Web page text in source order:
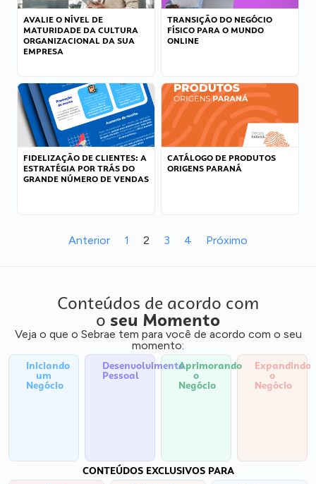
AVALIE O NÍVEL DE
MATURIDADE DA CULTURA
ORGANIZACIONAL DA SUA
EMPRESA
TRANSIÇÃO DO NEGÓCIO
FÍSICO PARA O MUNDO
ONLINE
FIDELIZAÇÃO DE CLIENTES: A
ESTRATÉGIA POR TRÁS DO
GRANDE NÚMERO DE VENDAS
CATÁLOGO DE PRODUTOS
ORIGENS PARANÁ
Anterior 1 2 3 4 Próximo
Conteúdos de acordo com
o seu Momento
Veja o que o Sebrae tem para você de acordo com o seu
momento:
Iniciando
um
Negócio
Desenvolvimento
Pessoal
Aprimorando
o
Negócio
Expandindo
o
Negócio
CONTEÚDOS EXCLUSIVOS PARA